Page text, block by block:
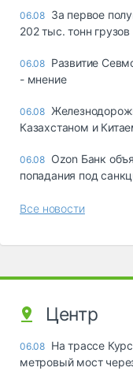
06.08 За первое
202 тыс. тонн
06.08 Развитие
- мнение
06.08
Казахстаном и
06.08 Ozon Банк
попадания под
Все новости
Центр
06.08 На трассе
метровый мост